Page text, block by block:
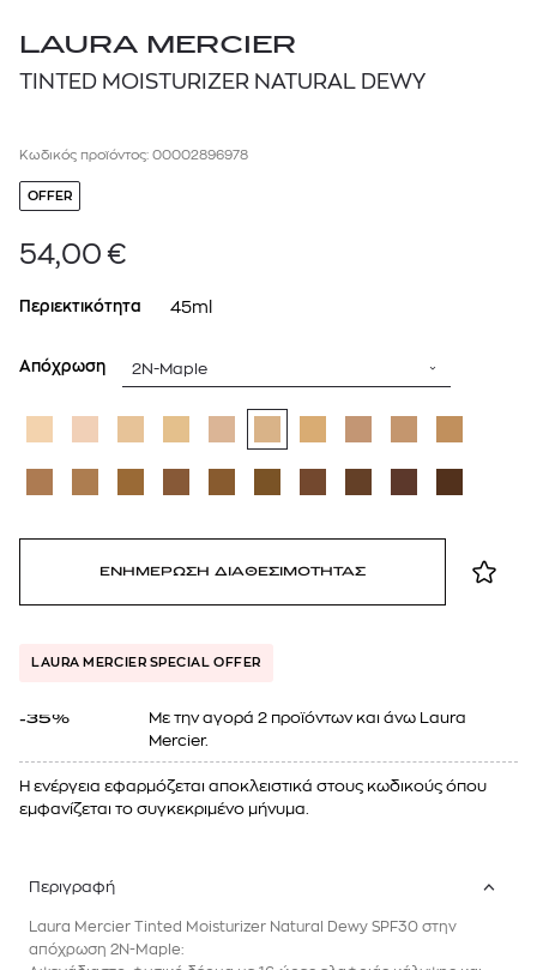
LAURA MERCIER
TINTED MOISTURIZER NATURAL DEWY
Κωδικός προϊόντος: 00002896978
OFFER
54,00 €
Περιεκτικότητα 45ml
Απόχρωση 2N-Maple
ΕΝΗΜΕΡΩΣΗ ΔΙΑΘΕΣΙΜΟΤΗΤΑΣ
LAURA MERCIER SPECIAL OFFER
-35%
Mε την αγορά 2 προϊόντων και άνω Laura
Mercier.
Η ενέργεια εφαρμόζεται αποκλειστικά στους κωδικούς όπου
εμφανίζεται το συγκεκριμένο μήνυμα.
Περιγραφή
Laura Mercier Tinted Moisturizer Natural Dewy SPF30 στην
απόχρωση 2N-Maple: